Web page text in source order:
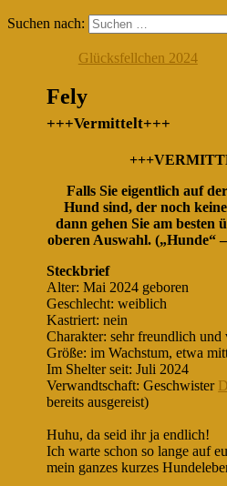
Suchen nach:
Glücksfellchen 2024
Fely
+++Vermittelt+++
Falls Sie eigentlich auf
Hund sind, der noch
dann gehen Sie am besten
oberen Auswahl. („Hunde“
Steckbrief
Alter: Mai 2024 geboren
Geschlecht: weiblich
Kastriert: nein
Charakter: sehr freundlich und
Größe: im Wachstum, etwa
Im Shelter seit: Juli 2024
Verwandtschaft: Geschwister
bereits ausgereist)
Huhu, da seid ihr ja endlich!
Ich warte schon so lange auf
mein ganzes kurzes